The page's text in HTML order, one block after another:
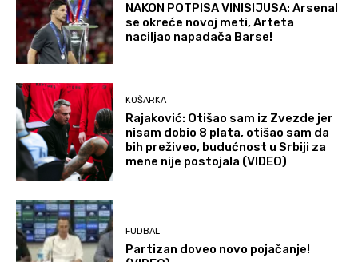
NAKON POTPISA VINISIJUSA: Arsenal
se okreće novoj meti, Arteta
naciljao napadača Barse!
KOŠARKA
Rajaković: Otišao sam iz Zvezde jer
nisam dobio 8 plata, otišao sam da
bih preživeo, budućnost u Srbiji za
mene nije postojala (VIDEO)
FUDBAL
Partizan doveo novo pojačanje!